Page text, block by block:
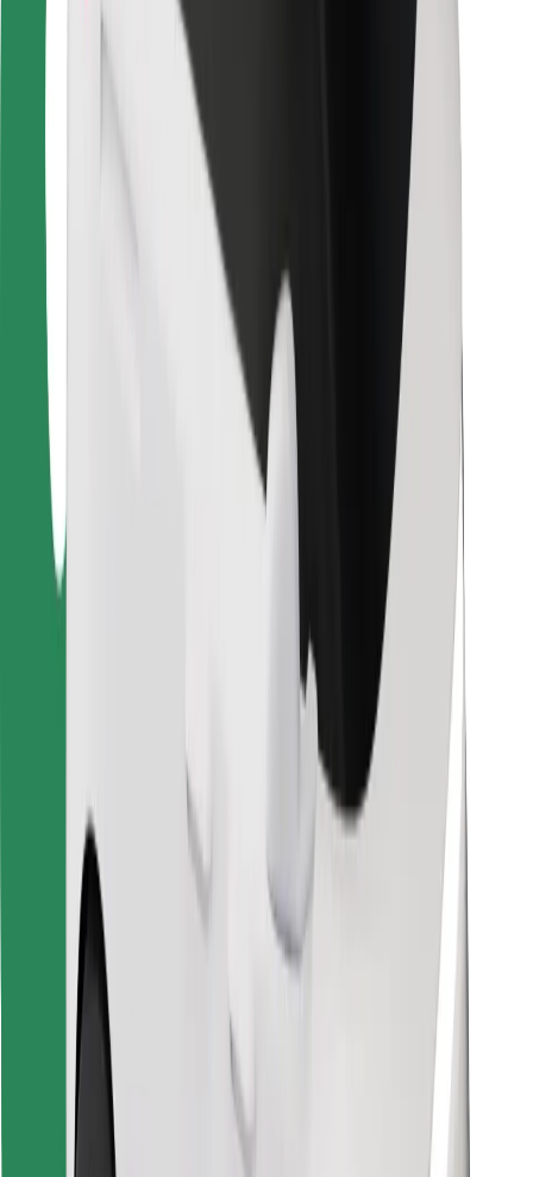
Bolt Food
Pour les propriétaires de flotte
Pour les restaurants
Bolt for Business
Conditions générales
Obtenez un trajet en quelques minutes !
Télécharger l'appli Bolt
Retrouvez tous vos plats favoris !